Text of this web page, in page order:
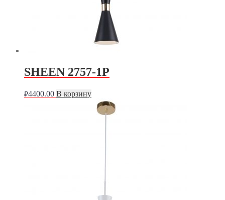
SHEEN 2757-1P
₽4400.00 В корзину